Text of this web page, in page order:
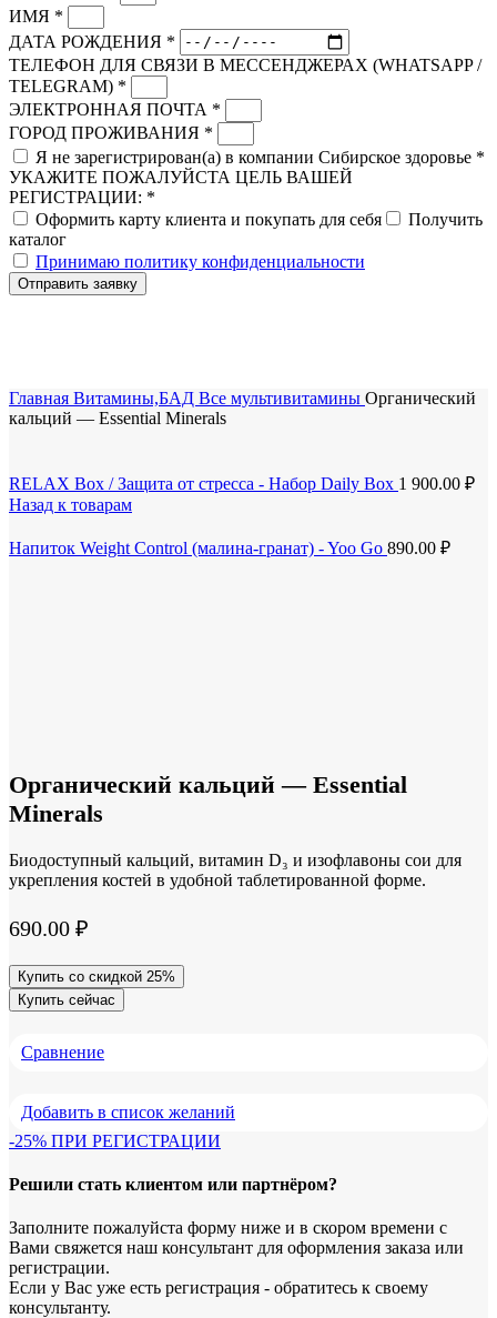
ИМЯ *
ДАТА РОЖДЕНИЯ *
ТЕЛЕФОН ДЛЯ СВЯЗИ В МЕССЕНДЖЕРАХ (WHATSAPP /
TELEGRAM) *
ЭЛЕКТРОННАЯ ПОЧТА *
ГОРОД ПРОЖИВАНИЯ *
Я не зарегистрирован(а) в компании Сибирское здоровье *
УКАЖИТЕ ПОЖАЛУЙСТА ЦЕЛЬ ВАШЕЙ
РЕГИСТРАЦИИ: *
Оформить карту клиента и покупать для себя
Получить
каталог
Принимаю политику конфиденциальности
Отправить заявку
Главная Витамины,БАД Все мультивитамины Органический
кальций — Essential Minerals
RELAX Box / Защита от стресса - Набор Daily Box 1 900.00 ₽
Назад к товарам
Напиток Weight Control (малина-гранат) - Yoo Go 890.00 ₽
Органический кальций — Essential
Minerals
Биодоступный кальций, витамин D₃ и изофлавоны сои для
укрепления костей в удобной таблетированной форме.
690.00 ₽
Купить со скидкой 25%
Купить сейчас
Сравнение
Добавить в список желаний
-25% ПРИ РЕГИСТРАЦИИ
Решили стать клиентом или партнёром?
Заполните пожалуйста форму ниже и в скором времени с
Вами свяжется наш консультант для оформления заказа или
регистрации.
Если у Вас уже есть регистрация - обратитесь к своему
консультанту.